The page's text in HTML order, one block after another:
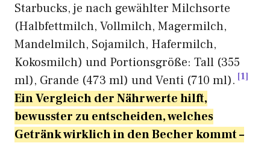
Starbucks, je nach gewählter Milchsorte
(Halbfettmilch, Vollmilch, Magermilch,
Mandelmilch, Sojamilch, Hafermilch,
Kokosmilch) und Portionsgröße: Tall (355
ml), Grande (473 ml) und Venti (710 ml). 1
Ein Vergleich der Nährwerte hilft,
bewusster zu entscheiden, welches
Getränk wirklich in den Becher kommt –